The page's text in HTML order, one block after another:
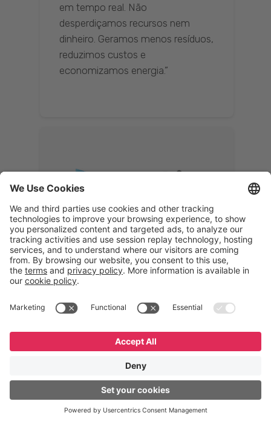
em tempo real. Não
desperdiçamos recursos nem
dinheiro. Geramos menos resíduos,
reduzimos custos e
economizamos energia.”
Memphis
Eduardo Ribeiro
CEO
uma solução 360°, que permite
logística reversa. Podemos
verificar, analisar, recondicionar e
reintegrar equipamentos à cadeia,